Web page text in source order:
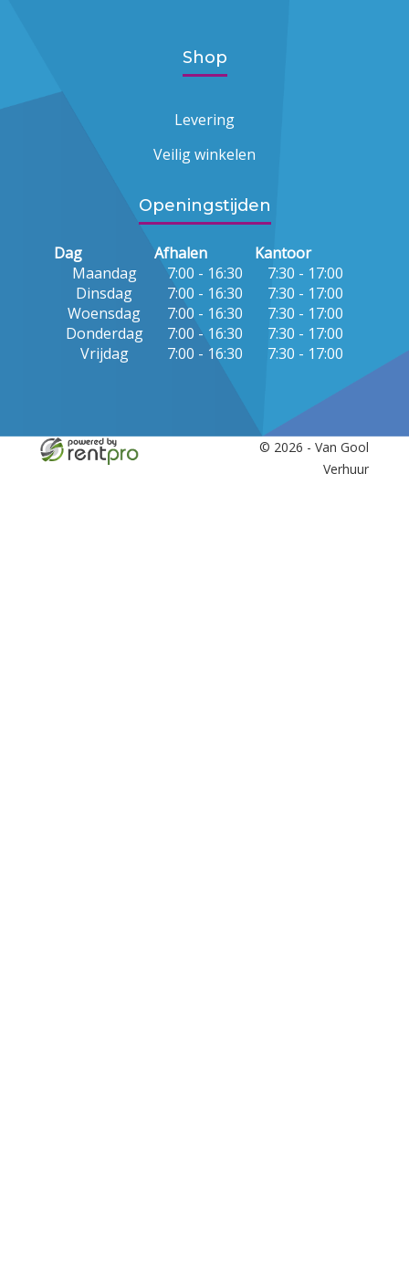
Shop
Levering
Veilig winkelen
Openingstijden
Dag Afhalen
Kantoor
Maandag
7:00 - 16:30
7:30 - 17:00
Dinsdag
7:00 - 16:30
7:30 - 17:00
Woensdag
7:00 - 16:30
7:30 - 17:00
Donderdag
7:00 - 16:30
7:30 - 17:00
Vrijdag
7:00 - 16:30 7:30 - 17:00
© 2026 - Van Gool
Verhuur